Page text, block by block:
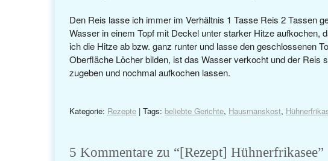
Den Reis lasse ich immer im Verhältnis 1 Tasse Reis 2 Tassen
Wasser in einem Topf mit Deckel unter starker Hitze aufkochen,
ich die Hitze ab bzw. ganz runter und lasse den geschlossenen
Oberfläche Löcher bilden, ist das Wasser verkocht und der Reis
zugeben und nochmal aufkochen lassen.
Kategorie: Rezepte| Tags: beliebte Gerichte, Hausmanskost,
5 Kommentare zu “[Rezept] Hühnerfrikasee”